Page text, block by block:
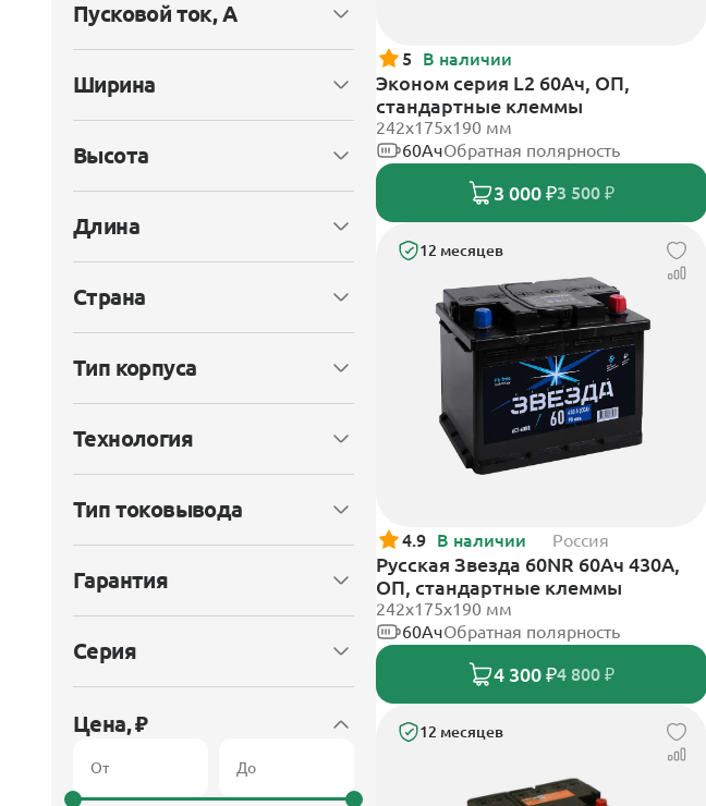
Пусковой ток, А
Ширина
Высота
Длина
Страна
Тип корпуса
Технология
Тип токовывода
Гарантия
Серия
Цена, ₽
5 В наличии
Эконом серия L2 60Ач, ОП,
стандартные клеммы
242х175х190 мм
60АчОбратная полярность
3 000 ₽3 500 ₽
12 месяцев
4.9 В наличии Россия
Русская Звезда 60NR 60Ач 430А,
ОП, стандартные клеммы
242x175x190 мм
60АчОбратная полярность
4 300 ₽4 800 ₽
12 месяцев